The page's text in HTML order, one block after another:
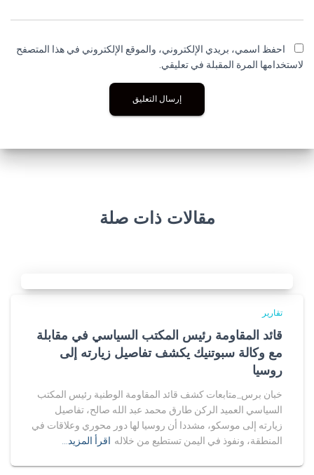
احفظ اسمي، بريدي الإلكتروني، والموقع الإلكتروني في هذا المتصفح
لاستخدامها المرة المقبلة في تعليقي.
مقالات ذات صلة
تقارير
قائد المقاومة رئيس المكتب السياسي في مقابلة
مع وكالة سبوتنيك يكشف تفاصيل زيارته إلى
روسيا
خبان برس_متابعات كشف قائد المقاومة الوطنية رئيس المكتب
السياسي العميد الركن طارق محمد عبد الله صالح، تفاصيل
زيارته إلى موسكو، مشددا أن روسيا لها دور محوري وعلاقات في
المنطقة، ونفوذ في اليمن تستطيع من خلاله اقرأ المزيد…